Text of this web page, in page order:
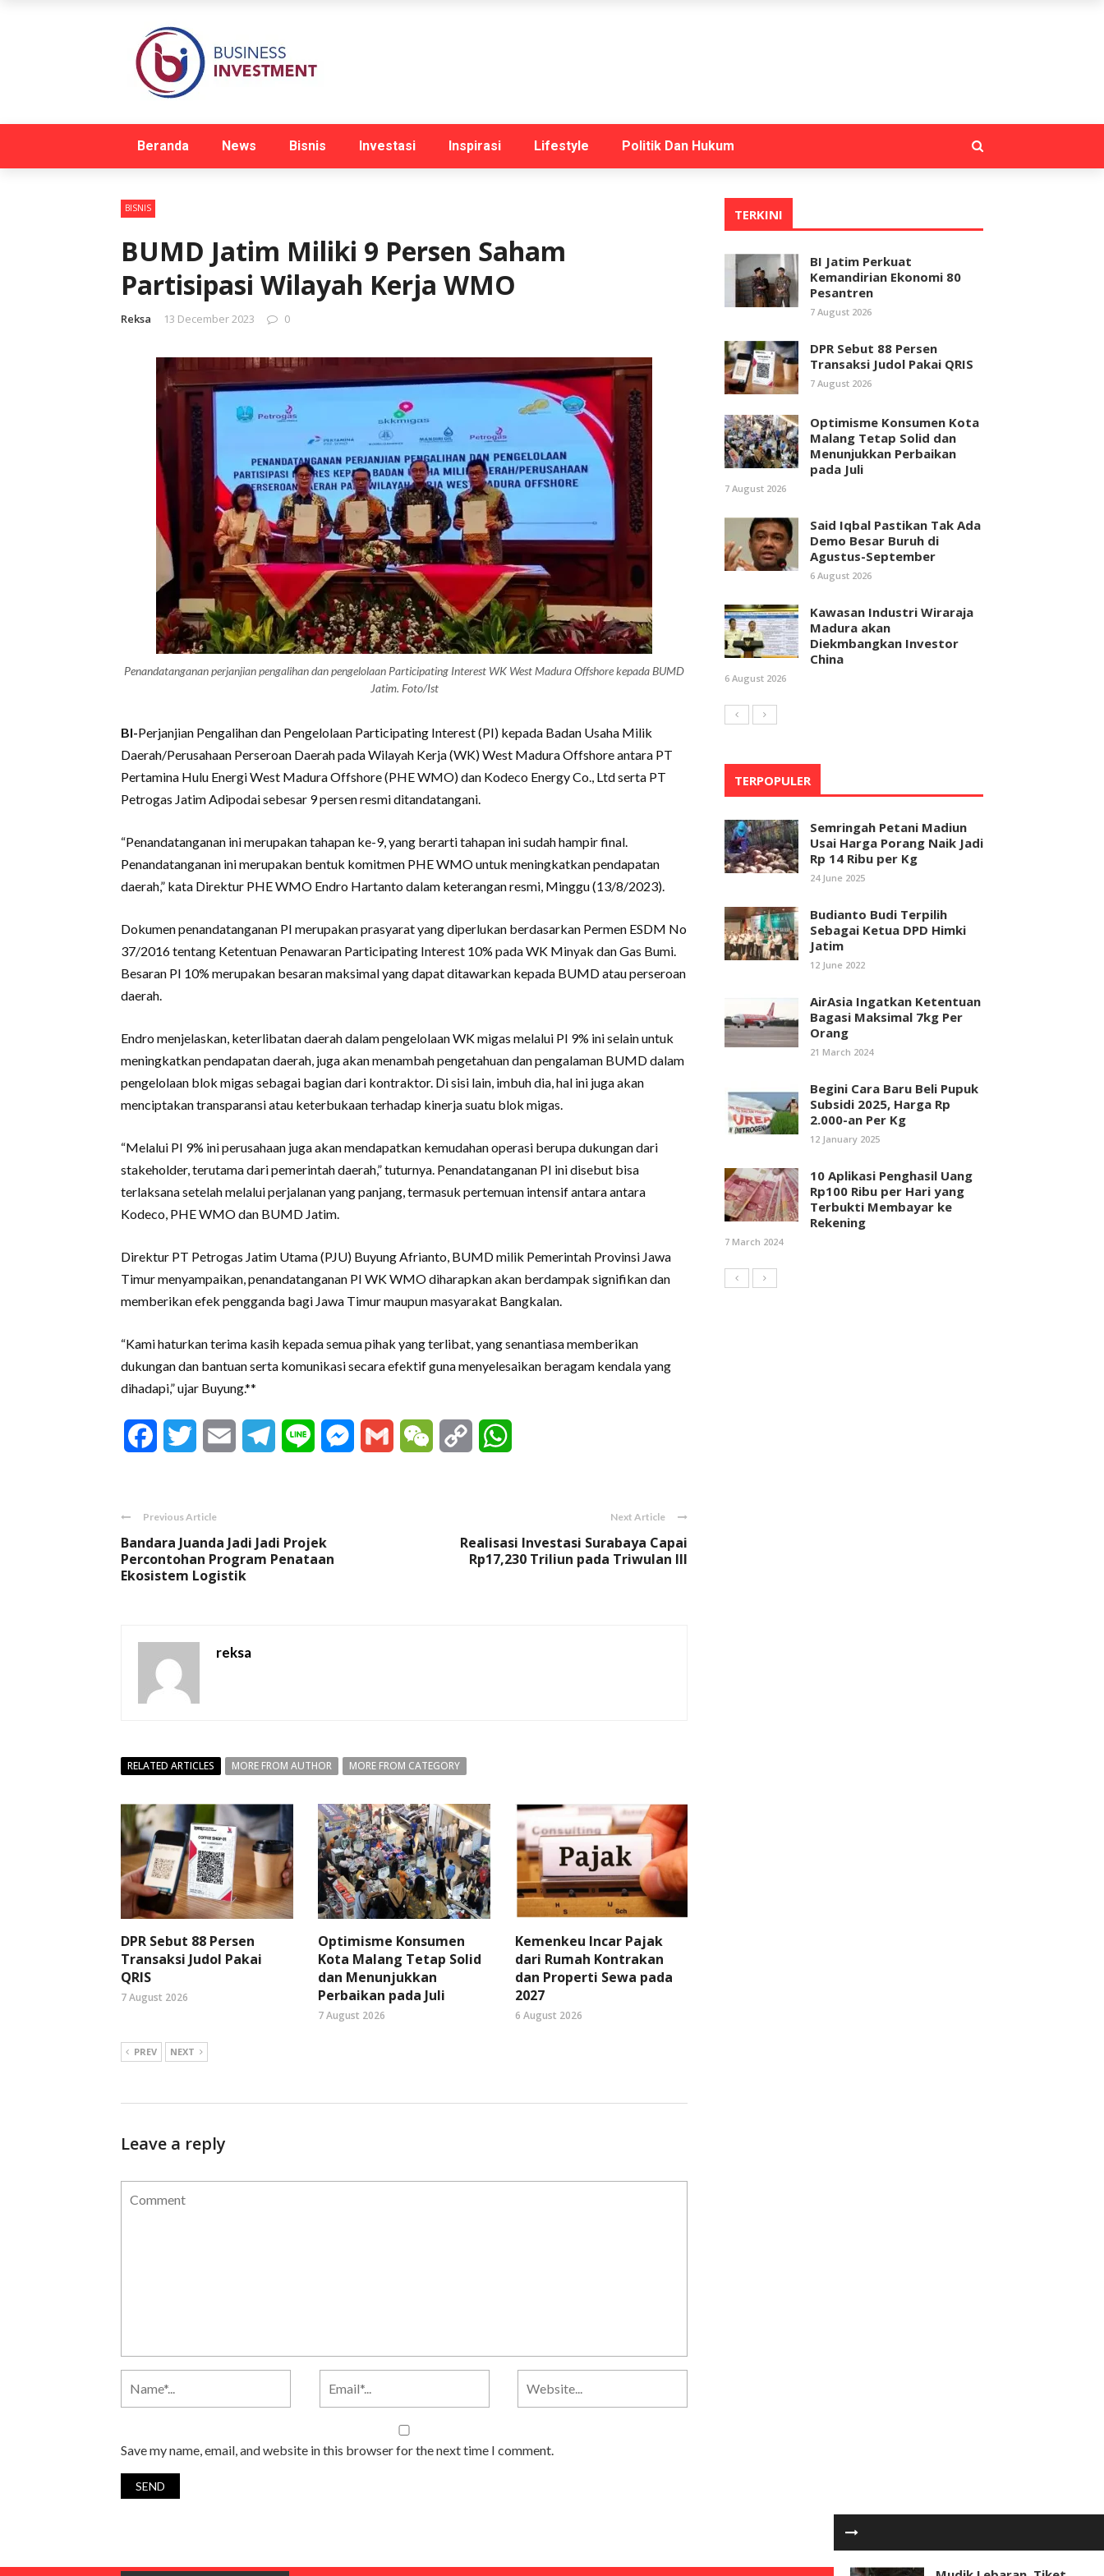
Beranda News Bisnis Investasi Inspirasi Lifestyle Politik Dan Hukum
BISNIS
BUMD Jatim Miliki 9 Persen Saham
Partisipasi Wilayah Kerja WMO
Reksa 13 December 2023 0
Penandatanganan perjanjian pengalihan dan pengelolaan Participating Interest WK West Madura Offshore kepada BUMD
Jatim. Foto/Ist
BI-Perjanjian Pengalihan dan Pengelolaan Participating Interest (PI) kepada Badan Usaha Milik
Daerah/Perusahaan Perseroan Daerah pada Wilayah Kerja (WK) West Madura Offshore antara PT
Pertamina Hulu Energi West Madura Offshore (PHE WMO) dan Kodeco Energy Co., Ltd serta PT
Petrogas Jatim Adipodai sebesar 9 persen resmi ditandatangani.
“Penandatanganan ini merupakan tahapan ke-9, yang berarti tahapan ini sudah hampir final.
Penandatanganan ini merupakan bentuk komitmen PHE WMO untuk meningkatkan pendapatan
daerah,” kata Direktur PHE WMO Endro Hartanto dalam keterangan resmi, Minggu (13/8/2023).
Dokumen penandatanganan PI merupakan prasyarat yang diperlukan berdasarkan Permen ESDM No
37/2016 tentang Ketentuan Penawaran Participating Interest 10% pada WK Minyak dan Gas Bumi.
Besaran PI 10% merupakan besaran maksimal yang dapat ditawarkan kepada BUMD atau perseroan
daerah.
Endro menjelaskan, keterlibatan daerah dalam pengelolaan WK migas melalui PI 9% ini selain untuk
meningkatkan pendapatan daerah, juga akan menambah pengetahuan dan pengalaman BUMD dalam
pengelolaan blok migas sebagai bagian dari kontraktor. Di sisi lain, imbuh dia, hal ini juga akan
menciptakan transparansi atau keterbukaan terhadap kinerja suatu blok migas.
“Melalui PI 9% ini perusahaan juga akan mendapatkan kemudahan operasi berupa dukungan dari
stakeholder, terutama dari pemerintah daerah,” tuturnya. Penandatanganan PI ini disebut bisa
terlaksana setelah melalui perjalanan yang panjang, termasuk pertemuan intensif antara antara
Kodeco, PHE WMO dan BUMD Jatim.
Direktur PT Petrogas Jatim Utama (PJU) Buyung Afrianto, BUMD milik Pemerintah Provinsi Jawa
Timur menyampaikan, penandatanganan PI WK WMO diharapkan akan berdampak signifikan dan
memberikan efek pengganda bagi Jawa Timur maupun masyarakat Bangkalan.
“Kami haturkan terima kasih kepada semua pihak yang terlibat, yang senantiasa memberikan
dukungan dan bantuan serta komunikasi secara efektif guna menyelesaikan beragam kendala yang
dihadapi,” ujar Buyung.**
FacebookTwitter Email Telegram
Line Messenger
Gmail WeChat Copy
Previous Article
Bandara Juanda Jadi Jadi Projek
Percontohan Program Penataan
Ekosistem Logistik
Next Article
Realisasi Investasi Surabaya Capai
Rp17,230 Triliun pada Triwulan III
reksa
RELATED ARTICLES MORE FROM AUTHOR MORE FROM CATEGORY
DPR Sebut 88 Persen
Transaksi Judol Pakai
QRIS
7 August 2026
Optimisme Konsumen
Kota Malang Tetap Solid
dan Menunjukkan
Perbaikan pada Juli
7 August 2026
Kemenkeu Incar Pajak
dari Rumah Kontrakan
dan Properti Sewa pada
2027
6 August 2026
PREV NEXT
Leave a reply
Save my name, email, and website in this browser for the next time I comment.
TERKINI
BI Jatim Perkuat
Kemandirian Ekonomi 80
Pesantren
7 August 2026
DPR Sebut 88 Persen
Transaksi Judol Pakai QRIS
7 August 2026
Optimisme Konsumen Kota
Malang Tetap Solid dan
Menunjukkan Perbaikan
pada Juli
7 August 2026
Said Iqbal Pastikan Tak Ada
Demo Besar Buruh di
Agustus-September
6 August 2026
Kawasan Industri Wiraraja
Madura akan
Diekmbangkan Investor
China
6 August 2026
TERPOPULER
Semringah Petani Madiun
Usai Harga Porang Naik Jadi
Rp 14 Ribu per Kg
24 June 2025
Budianto Budi Terpilih
Sebagai Ketua DPD Himki
Jatim
12 June 2022
AirAsia Ingatkan Ketentuan
Bagasi Maksimal 7kg Per
Orang
21 March 2024
Begini Cara Baru Beli Pupuk
Subsidi 2025, Harga Rp
2.000-an Per Kg
12 January 2025
10 Aplikasi Penghasil Uang
Rp100 Ribu per Hari yang
Terbukti Membayar ke
Rekening
7 March 2024